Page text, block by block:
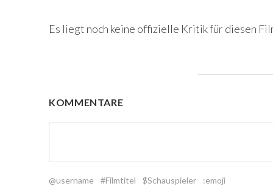
Es liegt noch keine offizielle Kritik für diesen
KOMMENTARE
@username #Filmtitel $Schauspieler :emoji